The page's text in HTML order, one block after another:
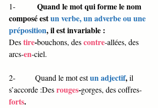
1- Quand le mot qui forme le nom
composé est un verbe, un adverbe ou une
préposition, il est invariable :
Des tire-bouchons, des contre-allées, des
arcs-en-ciel.
2-          Quand le mot est un adjectif, il
s’accorde :Des rouges-gorges, des coffres-
forts.